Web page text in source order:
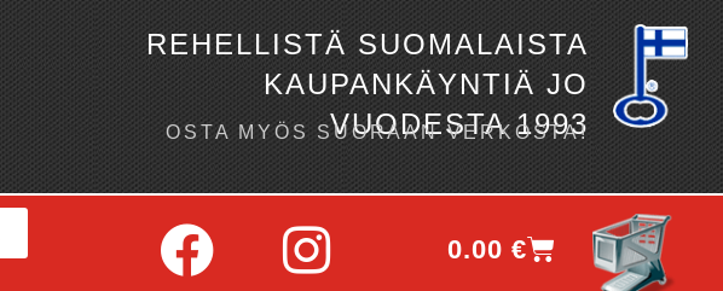
REHELLISTÄ SUOMALAISTA
KAUPANKÄYNTIÄ JO
VUODESTA 1993
OSTA MYÖS SUORAAN VERKOSTA!
0.00€